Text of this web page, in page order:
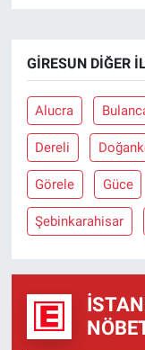
GIRESUN DIĞER
Alucra
Dereli
Görele Güce
Şebinkarahisar